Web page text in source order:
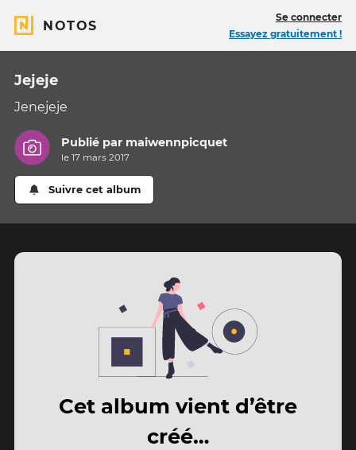
NOTOS
Se connecter
Essayez gratuitement !
Jejeje
Jenejeje
Publié par maiwennpicquet
le 17 mars 2017
Suivre cet album
Cet album vient d’être
créé…